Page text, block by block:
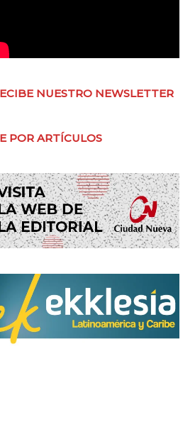
NUESTRO NEWSLETTER
POR ARTÍCULOS